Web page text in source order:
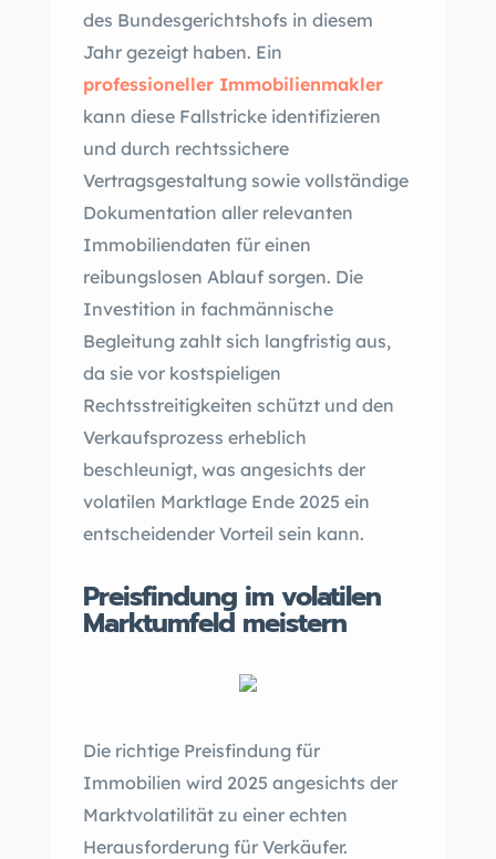
des Bundesgerichtshofs in diesem
Jahr gezeigt haben. Ein
professioneller Immobilienmakler
kann diese Fallstricke identifizieren
und durch rechtssichere
Vertragsgestaltung sowie vollständige
Dokumentation aller relevanten
Immobiliendaten für einen
reibungslosen Ablauf sorgen. Die
Investition in fachmännische
Begleitung zahlt sich langfristig aus,
da sie vor kostspieligen
Rechtsstreitigkeiten schützt und den
Verkaufsprozess erheblich
beschleunigt, was angesichts der
volatilen Marktlage Ende 2025 ein
entscheidender Vorteil sein kann.
Preisfindung im volatilen
Marktumfeld meistern
Die richtige Preisfindung für
Immobilien wird 2025 angesichts der
Marktvolatilität zu einer echten
Herausforderung für Verkäufer.